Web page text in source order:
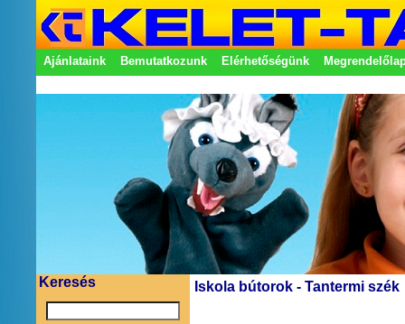
Ajánlataink Bemutatkozunk Elérhetőségünk
Keresés Iskola bútorok - Tantermi szék